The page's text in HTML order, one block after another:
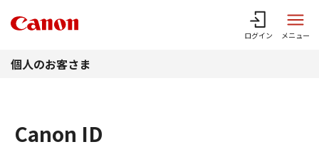
ログイン メニュー
個人のお客さま
Canon ID